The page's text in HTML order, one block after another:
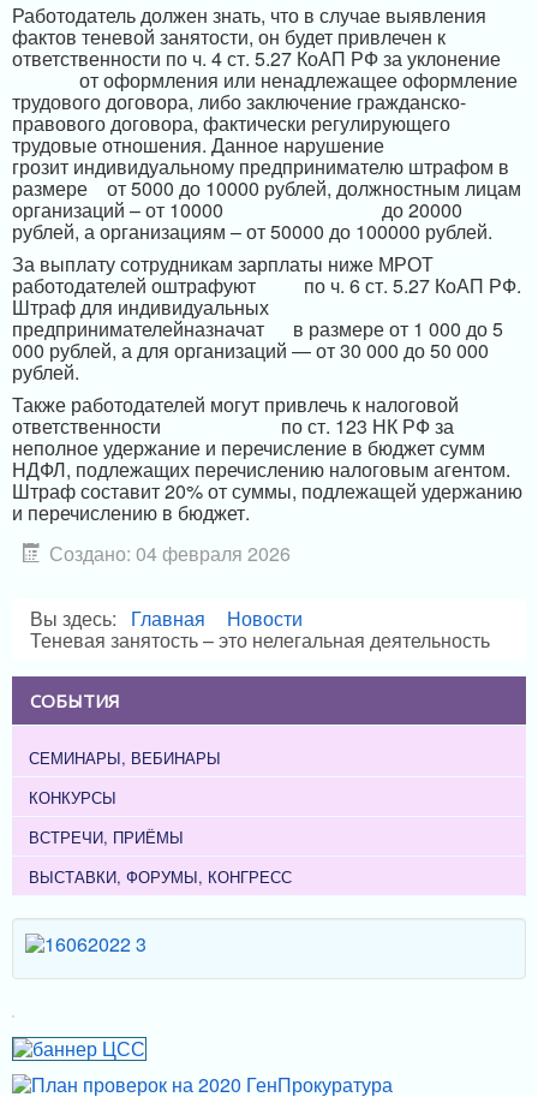
Работодатель должен знать, что в случае выявления
фактов теневой занятости, он будет привлечен к
ответственности по ч. 4 ст. 5.27 КоАП РФ за уклонение
от оформления или ненадлежащее оформление
трудового договора, либо заключение гражданско-
правового договора, фактически регулирующего
трудовые отношения. Данное нарушение
грозит индивидуальному предпринимателю штрафом в
размере от 5000 до 10000 рублей, должностным лицам
организаций – от 10000 до 20000
рублей, а организациям – от 50000 до 100000 рублей.
За выплату сотрудникам зарплаты ниже МРОТ
работодателей оштрафуют по ч. 6 ст. 5.27 КоАП РФ.
Штраф для индивидуальных
предпринимателейназначат в размере от 1 000 до 5
000 рублей, а для организаций — от 30 000 до 50 000
рублей.
Также работодателей могут привлечь к налоговой
ответственности по ст. 123 НК РФ за
неполное удержание и перечисление в бюджет сумм
НДФЛ, подлежащих перечислению налоговым агентом.
Штраф составит 20% от суммы, подлежащей удержанию
и перечислению в бюджет.
Создано: 04 февраля 2026
Вы здесь: Главная Новости
Теневая занятость – это нелегальная деятельность
СОБЫТИЯ
СЕМИНАРЫ, ВЕБИНАРЫ
КОНКУРСЫ
ВСТРЕЧИ, ПРИЁМЫ
ВЫСТАВКИ, ФОРУМЫ, КОНГРЕСС